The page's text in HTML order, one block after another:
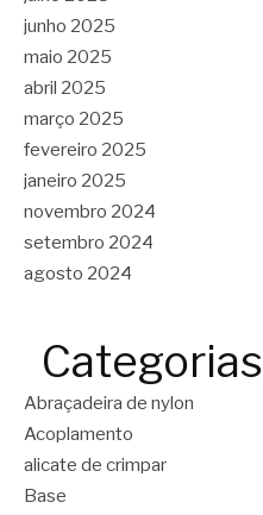
junho 2025
maio 2025
abril 2025
março 2025
fevereiro 2025
janeiro 2025
novembro 2024
setembro 2024
agosto 2024
Categorias
Abraçadeira de nylon
Acoplamento
alicate de crimpar
Base